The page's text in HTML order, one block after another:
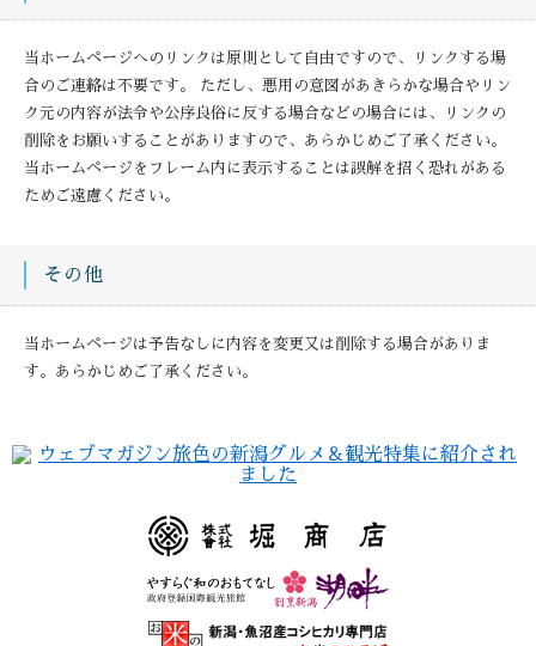
当ホームページへのリンクは原則として自由ですので、リンクする場
合のご連絡は不要です。 ただし、悪用の意図があきらかな場合やリン
ク元の内容が法令や公序良俗に反する場合などの場合には、リンクの
削除をお願いすることがありますので、あらかじめご了承ください。
当ホームページをフレーム内に表示することは誤解を招く恐れがある
ためご遠慮ください。
その他
当ホームページは予告なしに内容を変更又は削除する場合がありま
す。あらかじめご了承ください。